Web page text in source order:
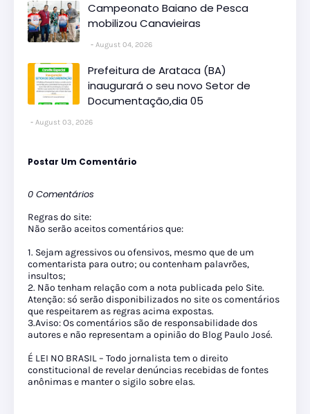
Campeonato Baiano de Pesca
mobilizou Canavieiras
August 04, 2026
Prefeitura de Arataca (BA)
inaugurará o seu novo Setor de
Documentação,dia 05
August 03, 2026
Postar Um Comentário
0 Comentários
Regras do site:
Não serão aceitos comentários que:
1. Sejam agressivos ou ofensivos, mesmo que de um
comentarista para outro; ou contenham palavrões,
insultos;
2. Não tenham relação com a nota publicada pelo Site.
Atenção: só serão disponibilizados no site os comentários
que respeitarem as regras acima expostas.
3.Aviso: Os comentários são de responsabilidade dos
autores e não representam a opinião do Blog Paulo José.
É LEI NO BRASIL – Todo jornalista tem o direito
constitucional de revelar denúncias recebidas de fontes
anônimas e manter o sigilo sobre elas.